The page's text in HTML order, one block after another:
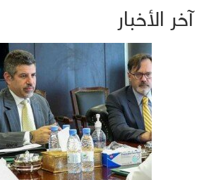
آخر الأخبار